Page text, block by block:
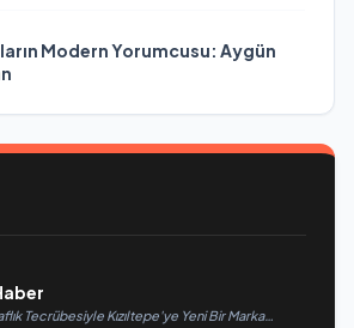
Modern Yorumcusu: Aygün
Tecrübesiyle Kızıltepe'ye Yeni Bir Marka